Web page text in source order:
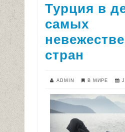
Турция в
самых
стран
ADMIN В МИРЕ